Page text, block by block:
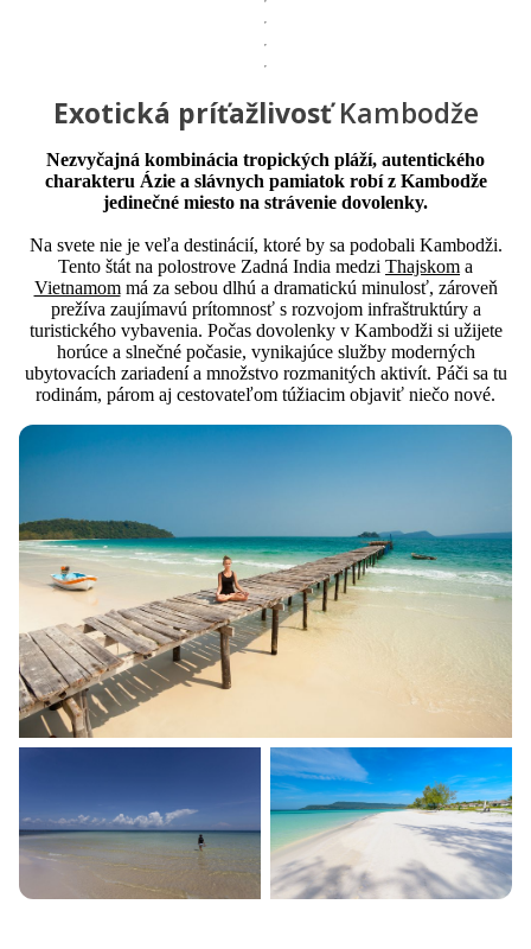
Exotická príťažlivosťKambodže
Nezvyčajná kombinácia tropických pláží, autentického
charakteru Ázie a slávnych pamiatok robí z Kambodže
jedinečné miesto na strávenie dovolenky.
Na svete nie je veľa destinácií, ktoré by sa podobali Kambodži.
Tento štát na polostrove Zadná India medzi Thajskom a
Vietnamommá za sebou dlhú a dramatickú minulosť, zároveň
prežíva zaujímavú prítomnosť s rozvojom infraštruktúry a
turistického vybavenia. Počas dovolenky v Kambodži si užijete
horúce a slnečné počasie, vynikajúce služby moderných
ubytovacích zariadení a množstvo rozmanitých aktivít. Páči sa tu
rodinám, párom aj cestovateľom túžiacim objaviť niečo nové.